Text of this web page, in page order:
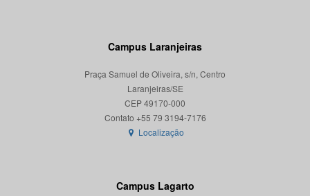
Campus Laranjeiras
Praça Samuel de Oliveira, s/n, Centro
Laranjeiras/SE
CEP 49170-000
Localização
Campus Lagarto